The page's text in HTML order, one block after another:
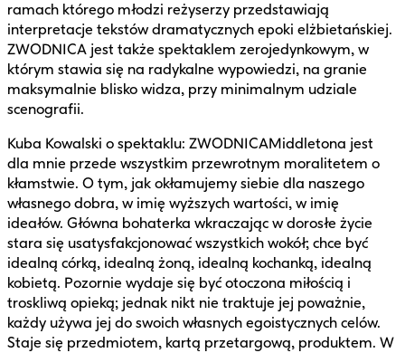
ramach którego młodzi reżyserzy przedstawiają
interpretacje tekstów dramatycznych epoki elżbietańskiej.
ZWODNICA jest także spektaklem zerojedynkowym, w
którym stawia się na radykalne wypowiedzi, na granie
maksymalnie blisko widza, przy minimalnym udziale
scenografii.
Kuba Kowalski o spektaklu: ZWODNICAMiddletona jest
dla mnie przede wszystkim przewrotnym moralitetem o
kłamstwie. O tym, jak okłamujemy siebie dla naszego
własnego dobra, w imię wyższych wartości, w imię
ideałów. Główna bohaterka wkraczając w dorosłe życie
stara się usatysfakcjonować wszystkich wokół; chce być
idealną córką, idealną żoną, idealną kochanką, idealną
kobietą. Pozornie wydaje się być otoczona miłością i
troskliwą opieką; jednak nikt nie traktuje jej poważnie,
każdy używa jej do swoich własnych egoistycznych celów.
Staje się przedmiotem, kartą przetargową, produktem. W